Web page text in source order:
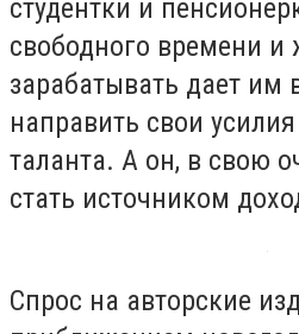
студентки и
свободного времени и
зарабатывать дает им
направить свои
таланта. А он, в свою
стать источником
Спрос на авторские